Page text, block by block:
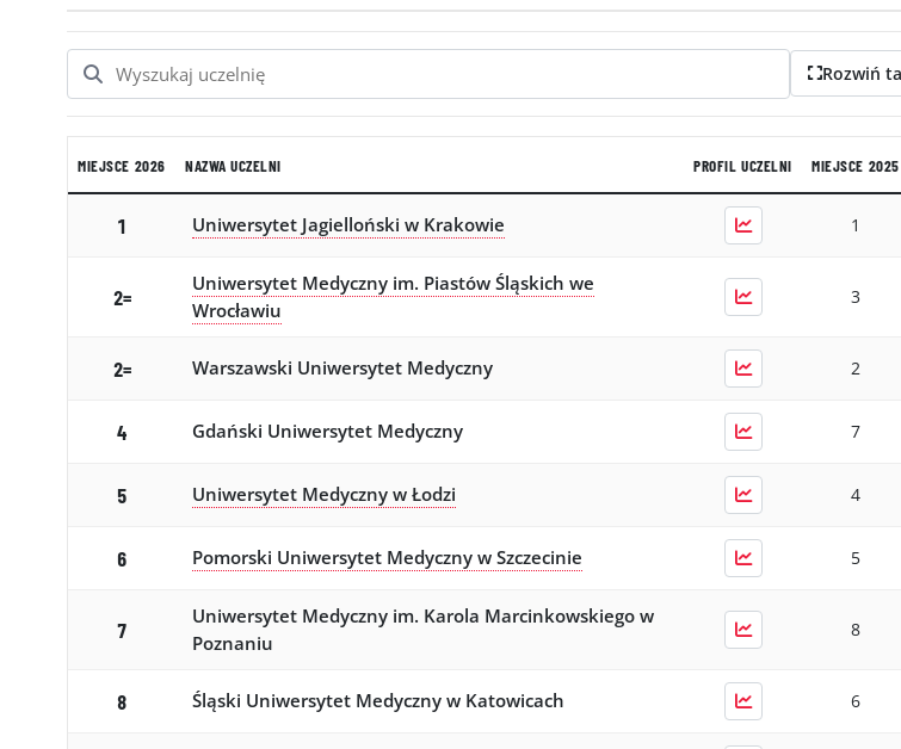
Rozwiń
MIEJSCE 2026 NAZWA UCZELNI PROFIL UCZELNI MIEJSCE 2025
1 Uniwersytet Jagielloński w Krakowie 1
2=
Uniwersytet Medyczny im. Piastów Śląskich we
Wrocławiu
3
2= Warszawski Uniwersytet Medyczny 2
4 Gdański Uniwersytet Medyczny 7
5 Uniwersytet Medyczny w Łodzi 4
6 Pomorski Uniwersytet Medyczny w Szczecinie 5
7
Uniwersytet Medyczny im. Karola Marcinkowskiego w
Poznaniu
8
8 Śląski Uniwersytet Medyczny w Katowicach 6